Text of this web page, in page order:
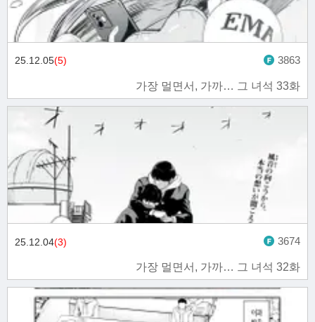
가장 멀면서, 가까… 그 녀석 33화
25.12.05(5) 3863
가장 멀면서, 가까… 그 녀석 32화
25.12.04(3) 3674